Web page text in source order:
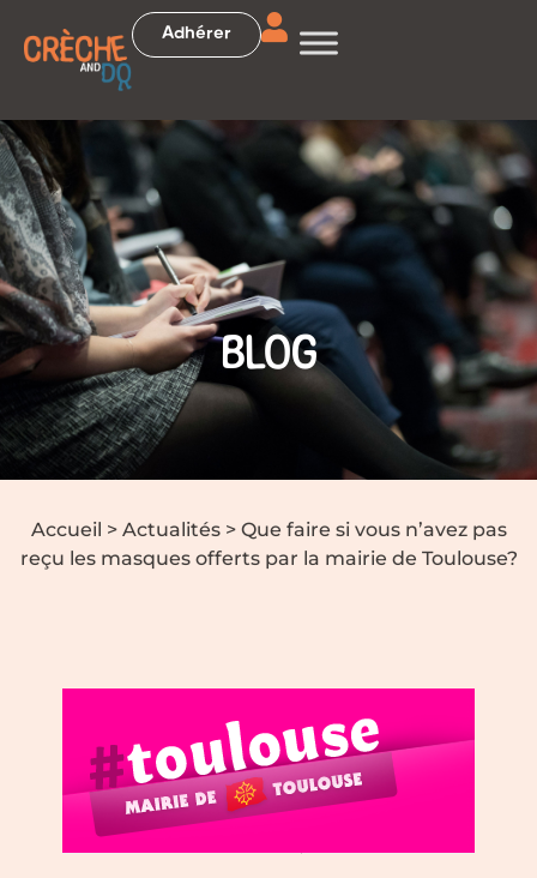
Adhérer
BLOG
Accueil > Actualités> Que faire si vous n’avez pas
reçu les masques offerts par la mairie de Toulouse?